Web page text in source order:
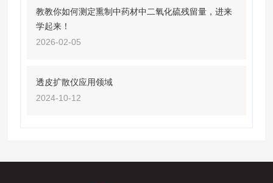
教教你如何测定熏制中药材中二氧化硫残留量，进来
学起来！
2026-02-05
透皮扩散仪应用领域
2024-10-12